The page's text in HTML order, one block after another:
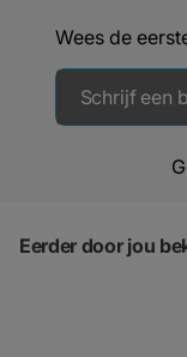
Wees de
Schrijf een
Eerder door jou